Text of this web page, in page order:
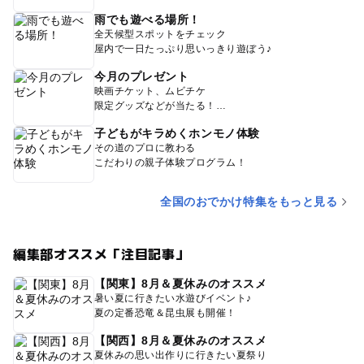
雨でも遊べる場所！
全天候型スポットをチェック
屋内で一日たっぷり思いっきり遊ぼう♪
今月のプレゼント
映画チケット、ムビチケ
限定グッズなどが当たる！
子どもがキラめくホンモノ体験
その道のプロに教わる
こだわりの親子体験プログラム！
全国のおでかけ特集をもっと見る
編集部オススメ「注目記事」
【関東】8月＆夏休みのオススメ
暑い夏に行きたい水遊びイベント♪
夏の定番恐竜＆昆虫展も開催！
【関西】8月＆夏休みのオススメ
夏休みの思い出作りに行きたい夏祭り